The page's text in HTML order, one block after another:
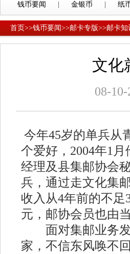
钱币要闻 金银币 纸
首页>>钱币要闻>>邮卡专版>>邮卡知
文化
08-
今年45岁的单兵从
个爱好，2004年1
经理及县集邮协会
兵，通过走文化集
收入从4年前的不足
元，邮协会员也由
面对集邮业务发
家，不信东风唤不